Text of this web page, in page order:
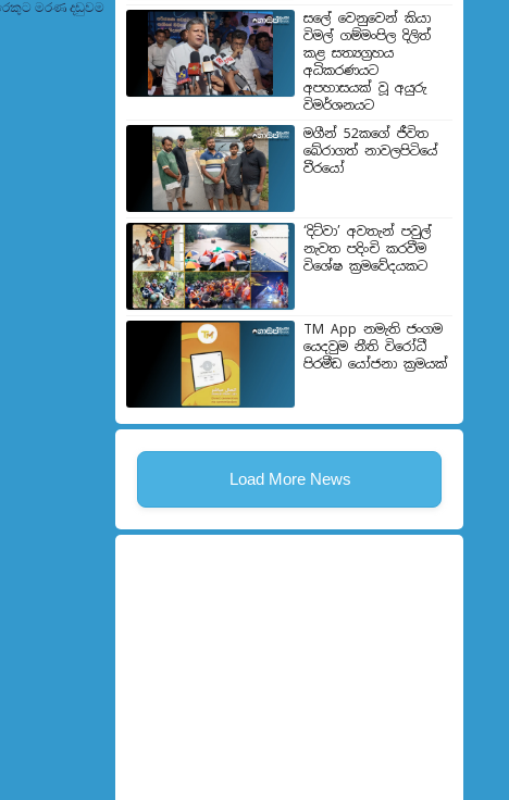
මරණ දඩුවම
සලේ වෙනුවෙන් කියා
විමල් ගම්මංපිල දිලිත්
කළ සත්‍යග්‍රහය
අධිකරණයට
අපහාසයක් වූ අයුරු
විමර්ශනයට
මගීන් 52කගේ ජීවිත
බේරා­ගත් නාව­ල­පි­ටියේ
වීරයෝ
‘දිට්වා’ අවතැන් පවුල්
නැවත පදිංචි කරවීම
විශේෂ ක්‍රමවේදයකට
TM App නමැති ජංගම
යෙදවුම නීති විරෝධී
පිරමීඩ යෝජනා ක්‍රමයක්
Load More News